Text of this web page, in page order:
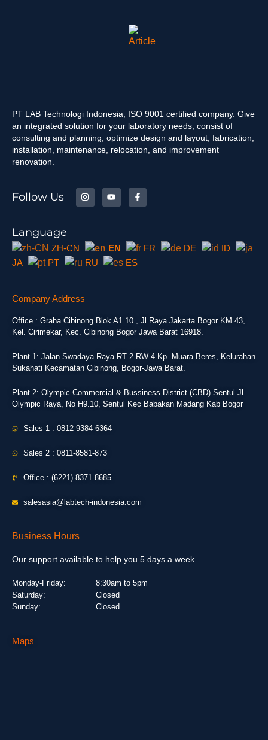
PT LAB Technologi Indonesia, ISO 9001 certified company. Give
an integrated solution for your laboratory needs, consist of
consulting and planning, optimize design and layout, fabrication,
installation, maintenance, relocation, and improvement
renovation.
Follow Us
Language
ZH-CN EN FR DE
ID
JA
PT RU ES
Company Address
Office : Graha Cibinong Blok A1.10 , Jl Raya Jakarta Bogor KM 43,
Kel. Cirimekar, Kec. Cibinong Bogor Jawa Barat 16918.
Plant 1: Jalan Swadaya Raya RT 2 RW 4 Kp. Muara Beres, Kelurahan
Sukahati Kecamatan Cibinong, Bogor-Jawa Barat.
Plant 2: Olympic Commercial & Bussiness District (CBD) Sentul Jl.
Olympic Raya, No H9.10, Sentul Kec Babakan Madang Kab Bogor
Sales 1 : 0812-9384-6364
Sales 2 : 0811-8581-873
Office : (6221)-8371-8685
salesasia@labtech-indonesia.com
Business Hours
Our support available to help you 5 days a week.
Monday-Friday:
Saturday:
Sunday:
8:30am to 5pm
Closed
Closed
Maps